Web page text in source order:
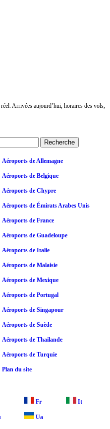
Arrivées aujourd’hui, horaires des vols,
Aéroports de Allemagne
Aéroports de Belgique
Aéroports de Chypre
Aéroports de Émirats Arabes Unis
Aéroports de France
Aéroports de Guadeloupe
Aéroports de Italie
Aéroports de Malaisie
Aéroports de Mexique
Aéroports de Portugal
Aéroports de Singapour
Aéroports de Suède
Aéroports de Thaïlande
Aéroports de Turquie
Plan du site
Fr It
Ua